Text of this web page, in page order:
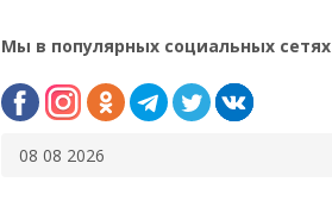
Мы в популярных социальных сетях
08 08 2026